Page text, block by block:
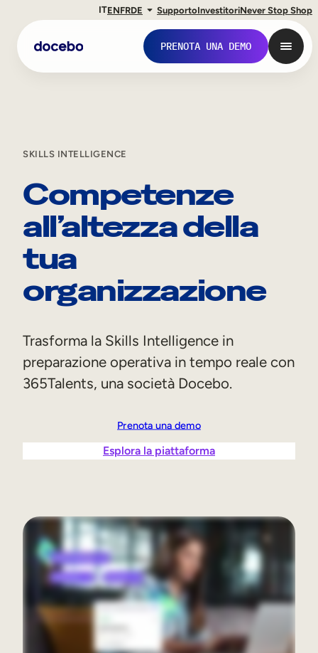
ITENFRDE SupportoInvestitoriNever Stop Shop
PRENOTA UNA DEMO
Formazione interna
Onboarding dei dipendenti
Sviluppo delle competenze
Sales Enablement
Formazione sulla compliance
Formazione frontline
Customer Education
Formazione per associazioni e membri
Skills Intelligence
Pianificazione delle competenze
Upskilling e Reskilling
SKILLS INTELLIGENCE
Competenze
all’altezza della
tua
organizzazione
Trasforma la Skills Intelligence in
preparazione operativa in tempo reale con
365Talents, una società Docebo.
Prenota una demo
Esplora la piattaforma